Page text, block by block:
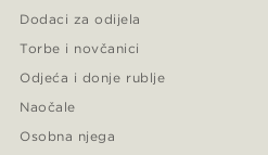
Dodaci za odijela
Torbe i novčanici
Odjeća i donje rublje
Naočale
Osobna njega